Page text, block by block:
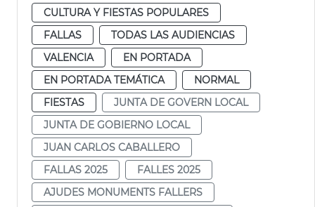
CULTURA Y FIESTAS POPULARES
FALLAS
TODAS LAS AUDIENCIAS
VALENCIA
EN PORTADA
EN PORTADA TEMÁTICA
NORMAL
FIESTAS
JUNTA DE GOVERN LOCAL
JUNTA DE GOBIERNO LOCAL
JUAN CARLOS CABALLERO
FALLAS 2025
FALLES 2025
AJUDES MONUMENTS FALLERS